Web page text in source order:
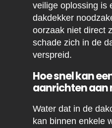
veilige oplossing is
dakdekker
oorzaak niet direct
schade zich in de
verspreid.
Hoe snel kan
aanrichten aan
Water dat in de
kan binnen enkele